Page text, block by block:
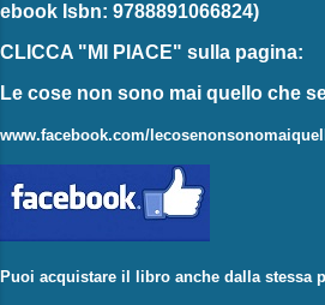
ebook Isbn: 9788891066824)
CLICCA "MI PIACE" sulla pagina:
Le cose non sono mai quello che
www.facebook.com/
Puoi acquistare il libro anche dalla stessa